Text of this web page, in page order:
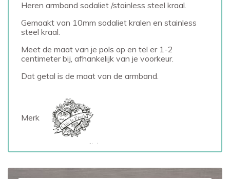
Heren armband sodaliet /stainless steel kraal.
Gemaakt van 10mm sodaliet kralen en stainless
steel kraal.
Meet de maat van je pols op en tel er 1-2
centimeter bij, afhankelijk van je voorkeur.
Dat getal is de maat van de armband.
Merk